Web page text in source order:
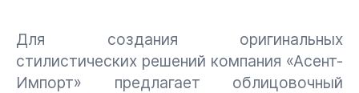
Для создания оригинальных
стилистических решений компания «Асент-
Импорт» предлагает облицовочный